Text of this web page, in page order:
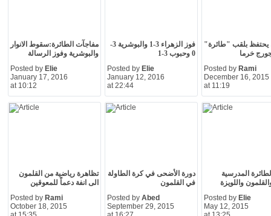
مفاجآت الطائرة:سقوط الانوار
والبوشرية وفوز الرسالة
Posted by Elie
January 17, 2016
at 10:12
فوز الزهراء 3-1 والبوشرية 3-
0 وحبوب 3-1
Posted by Elie
January 12, 2016
at 22:44
يحتفظ بلقب "طائرة"
خرما
Posted by Rami
December 16, 2015
at 11:19
تظاهرة رياضية من القلمون
الى انفة دعماً للمعوقين
Posted by Rami
October 18, 2015
دورة الأضحى في كرة الطاولة
في القلمون
Posted by Abed
September 29, 2015
المدرسية
واللويزة
Posted by Elie
May 12, 2015